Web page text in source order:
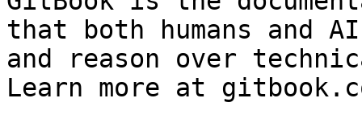
that both humans and
and reason over
Learn more at